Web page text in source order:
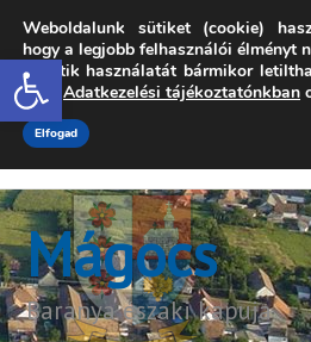
Open toolbar
7342 Mágocs,
onkormanyzat@magocs.hu
Elérhetőségek
Mágocs
Baranya északi kapuja
Weboldalunk sütiket (cookie)
hogy a legjobb felhasználói élményt
A sütik használatát bármikor
erről Adatkezelési tájékoztatónkban
Elfogad